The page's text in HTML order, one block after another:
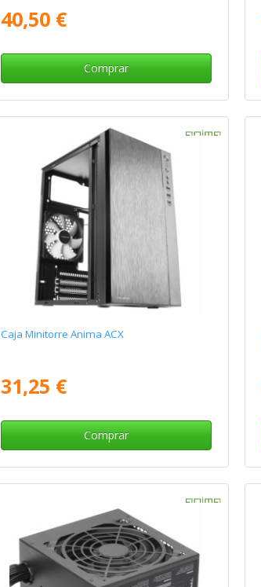
40,50 €
Comprar
Caja Minitorre Anima ACX
31,25 €
Comprar